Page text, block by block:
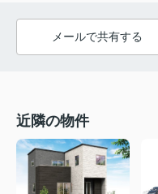
メールで共有する
近隣の物件